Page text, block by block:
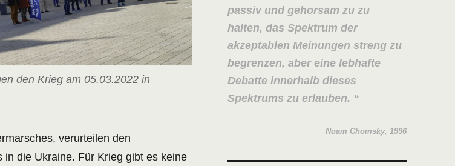
den Krieg am 05.03.2022 in
verurteilen den
die Ukraine. Für Krieg gibt es keine
passiv und gehorsam zu zu
halten, das Spektrum der
akzeptablen Meinungen streng zu
begrenzen, aber eine lebhafte
Debatte innerhalb dieses
Spektrums zu erlauben.
Noam Chomsky, 1996